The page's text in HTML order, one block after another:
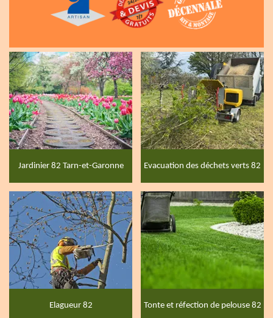
Jardinier 82 Tarn-et-Garonne Evacuation des déchets verts 82
Elagueur 82 Tonte et réfection de pelouse 82